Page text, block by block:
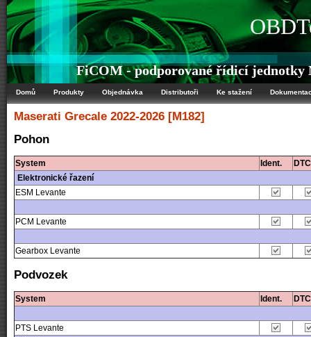
FiCOM - podporované řídicí jednotky
Domů Produkty Objednávka Distributoři Ke stažení
Maserati Grecale 2022-2026 [M182]
Pohon
System Ident.
DTC
Elektronické řazení
ESM Levante
PCM Levante
Gearbox Levante
Podvozek
System Ident. DTC
PTS Levante